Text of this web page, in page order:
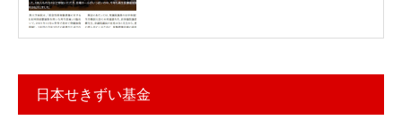
日本せきずい基金